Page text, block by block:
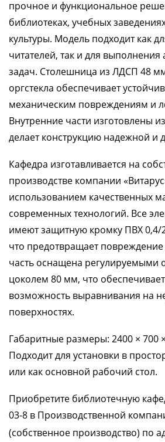
прочное и функциональное
библиотеках, учебных
культуры. Модель подходит как
читателей, так и для
задач. Столешница из ЛДСП 48
оргстекла обеспечивает
механическим повреждениям и
Внутренние части изготовлены
делает конструкцию надежной и
Кафедра изготавливается на
производстве компании
использованием качественных
современных технологий. Все
имеют защитную кромку ПВХ
что предотвращает
часть оснащена регулируемыми
цоколем 80 мм, что
возможность выравнивания на
поверхностях.
Габаритные размеры: 2400 × 700
Подходит для установки в
или как основной рабочий стол.
Приобретите библиотечную
03-8 в Производственной
(собственное производство) по